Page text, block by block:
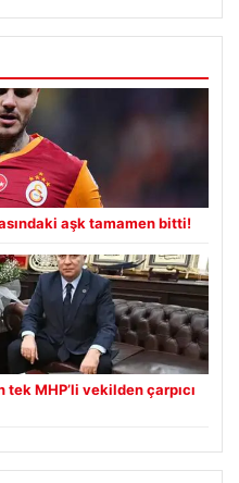
aşk tamamen bitti!
tek MHP’li vekilden çarpıcı